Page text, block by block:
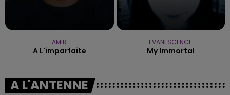
AMIR
A L'imparfaite
EVANESCENCE
My Immortal
A L'ANTENNE